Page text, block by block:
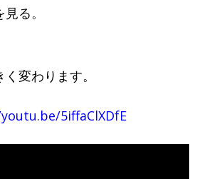
る。
変わります。
5iffaClXDfE